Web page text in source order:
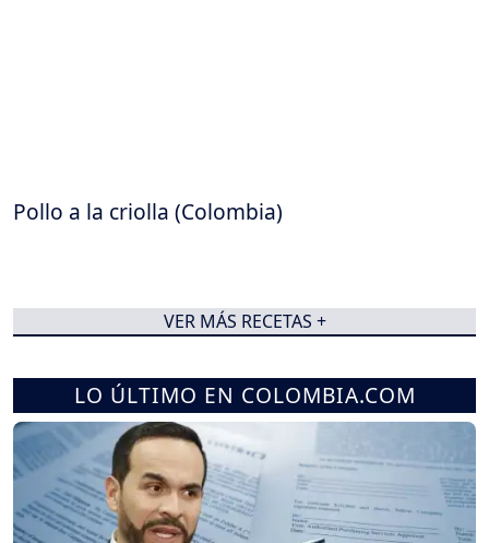
Pollo a la criolla (Colombia)
VER MÁS RECETAS +
LO ÚLTIMO EN COLOMBIA.COM